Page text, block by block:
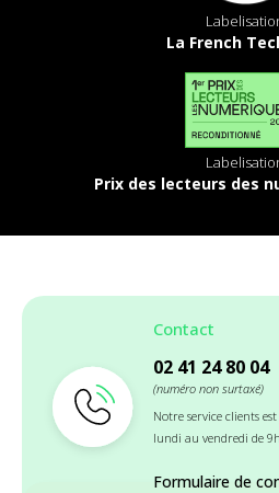
La French
Prix des lecteurs des
Contact
02 41 24 80 04
(numéro non surtaxé)
Notre service clients
lundi au vendredi de
Formulaire de